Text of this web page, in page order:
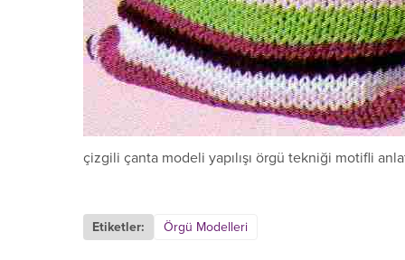
çizgili çanta modeli yapılışı örgü tekniği motifli
Etiketler: Örgü Modelleri